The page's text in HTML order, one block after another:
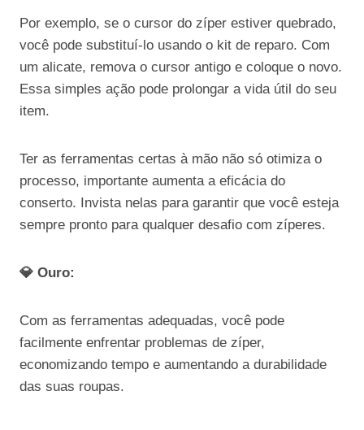
Por exemplo, se o cursor do zíper estiver quebrado,
você pode substituí-lo usando o kit de reparo. Com
um alicate, remova o cursor antigo e coloque o novo.
Essa simples ação pode prolongar a vida útil do seu
item.
Ter as ferramentas certas à mão não só otimiza o
processo, importante aumenta a eficácia do
conserto. Invista nelas para garantir que você esteja
sempre pronto para qualquer desafio com zíperes.
💎 Ouro:
Com as ferramentas adequadas, você pode
facilmente enfrentar problemas de zíper,
economizando tempo e aumentando a durabilidade
das suas roupas.